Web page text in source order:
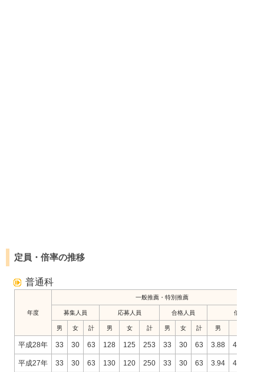
定員・倍率の推移
普通科
年度
一般推薦・特別推薦
募集人員 応募人員 合格人員 倍率
男 女 計 男 女 計 男 女 計 男
平成28年 33 30 63 128 125 253 33 30 63 3.88 4.17
平成27年 33 30 63 130 120 250 33 30 63 3.94 4.00